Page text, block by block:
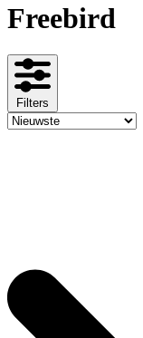
Freebird
Filters